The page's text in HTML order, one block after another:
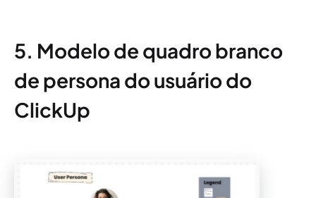
5. Modelo de quadro branco
de persona do usuário do
ClickUp